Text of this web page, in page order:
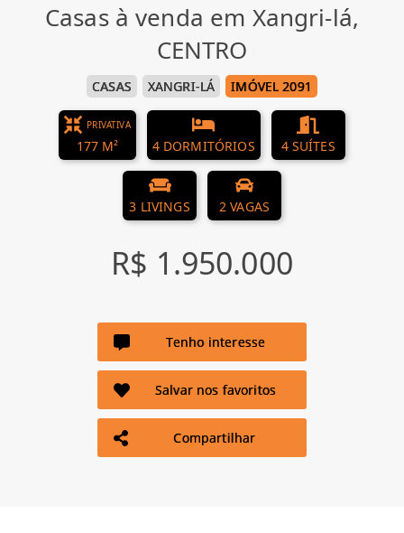
Casas à venda em Xangri-lá,
CENTRO
CASAS XANGRI-LÁ IMÓVEL 2091
PRIVATIVA
177 M² 4 DORMITÓRIOS 4 SUÍTES
3 LIVINGS 2 VAGAS
R$ 1.950.000
Tenho interesse
Salvar nos favoritos
Compartilhar